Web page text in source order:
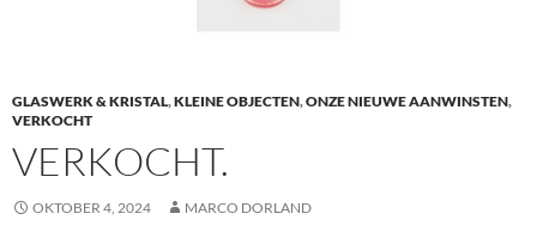
GLASWERK & KRISTAL,KLEINE OBJECTEN,ONZE NIEUWE AANWINSTEN,
VERKOCHT
VERKOCHT.
OKTOBER 4, 2024 MARCO DORLAND